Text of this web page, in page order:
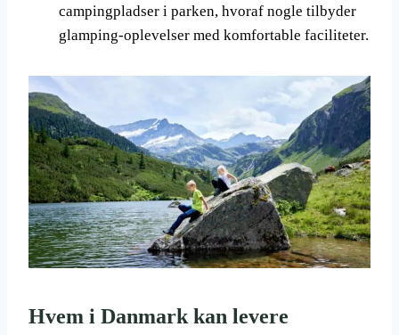
campingpladser i parken, hvoraf nogle tilbyder
glamping-oplevelser med komfortable faciliteter.
Hvem i Danmark kan levere